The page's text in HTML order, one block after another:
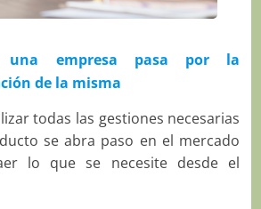
empresa pasa por la
de la misma
todas las gestiones necesarias
se abra paso en el mercado
lo que se necesite desde el